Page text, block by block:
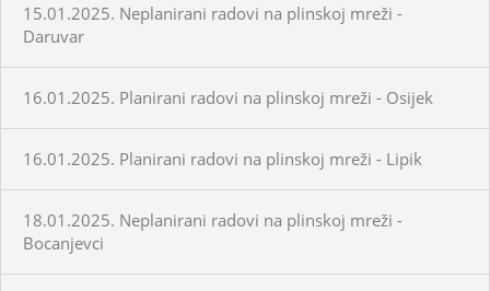
15.01.2025. Neplanirani radovi na plinskoj mreži -
Daruvar
16.01.2025. Planirani radovi na plinskoj mreži - Osijek
16.01.2025. Planirani radovi na plinskoj mreži - Lipik
18.01.2025. Neplanirani radovi na plinskoj mreži -
Bocanjevci